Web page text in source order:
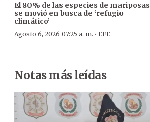
El 80% de las especies de mariposas
se movió en busca de ‘refugio
climático’
Agosto 6, 2026 07:25 a. m. · EFE
Notas más leídas